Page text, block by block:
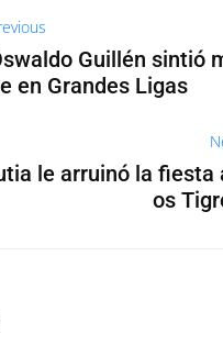
Guillén sintió
en Grandes Ligas
le arruinó la fiesta
os